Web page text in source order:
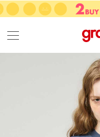
カテゴリーから探す
カテゴリ
サイズ